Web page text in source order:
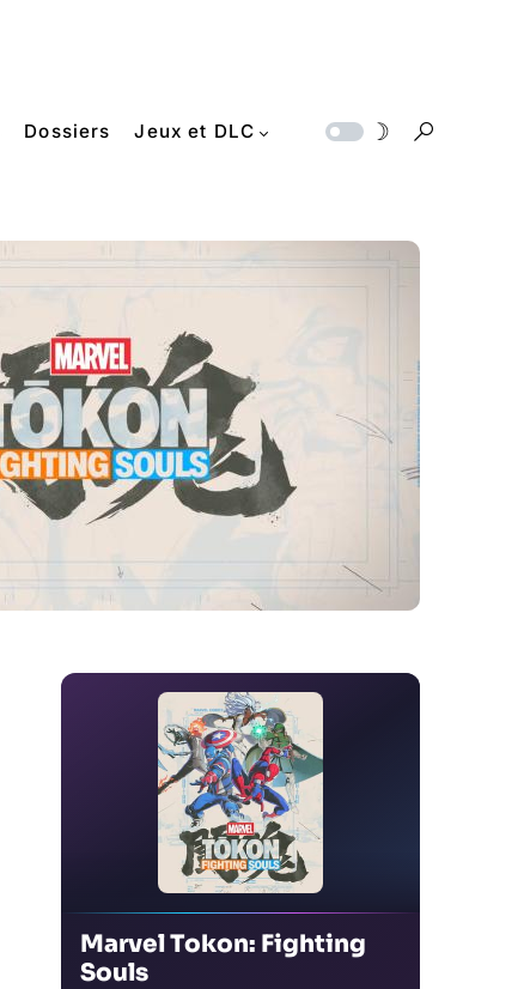
Dossiers Jeux et DLC
Marvel Tokon: Fighting
Souls